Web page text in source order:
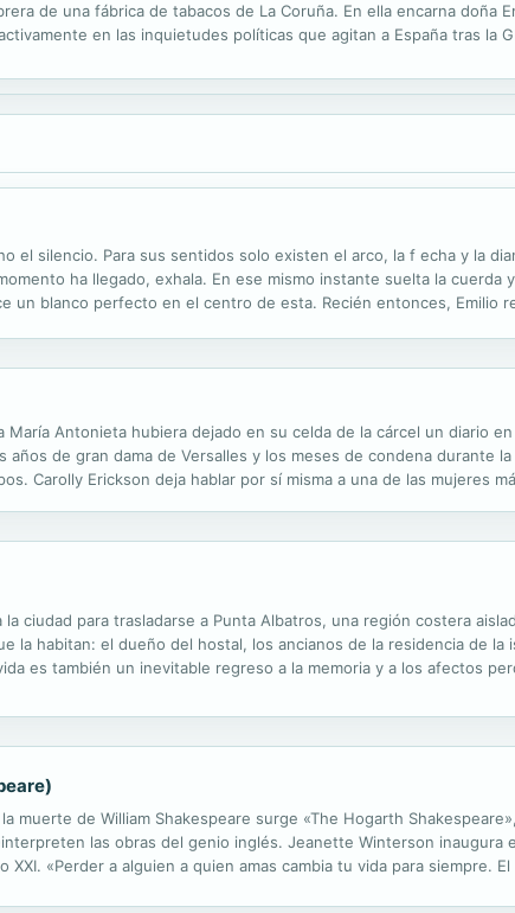
de una fábrica de tabacos de La Coruña. En ella encarna doña
en las inquietudes políticas que agitan a España tras la
el silencio. Para sus sentidos solo existen el arco, la f echa y la
ha llegado, exhala. En ese mismo instante suelta la cuerda
un blanco perfecto en el centro de esta. Recién entonces, Emilio
Antonieta hubiera dejado en su celda de la cárcel un diario
años de gran dama de Versalles y los meses de condena durante
Carolly Erickson deja hablar por sí misma a una de las mujeres
ciudad para trasladarse a Punta Albatros, una región costera
la habitan: el dueño del hostal, los ancianos de la residencia de
es también un inevitable regreso a la memoria y a los afectos
muerte de William Shakespeare surge «The Hogarth
las obras del genio inglés. Jeanette Winterson inaugura
«Perder a alguien a quien amas cambia tu vida para siempre.